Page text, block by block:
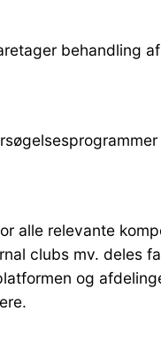
behandling
relevante
clubs mv. deles
og